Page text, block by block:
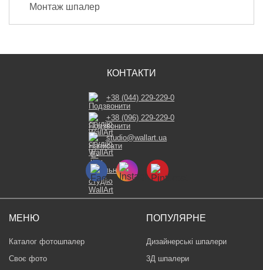
Монтаж шпалер
МЕНЮ
Каталог фотошпалер
Своє фото
ПОПУЛЯРНЕ
Дизайнерські шпалери
3Д шпалери
КОНТАКТИ
+38 (044) 229-229-0
+38 (096) 229-229-0
studio@wallart.ua